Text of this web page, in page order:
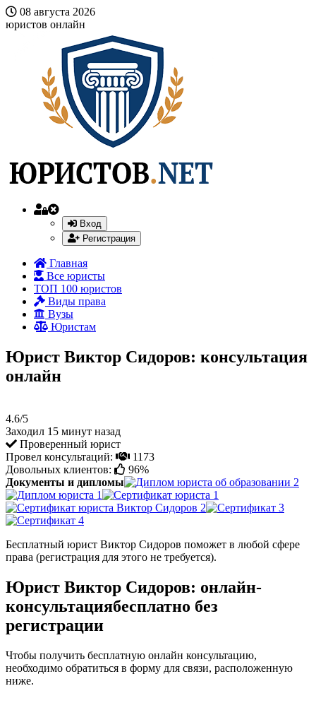
08 августа 2026
юристов онлайн
Вход
Регистрация
Главная
Все юристы
ТОП 100 юристов
Виды права
Вузы
Юристам
Юрист Виктор Сидоров: консультация
онлайн
4.6/5
Заходил 15 минут назад
Проверенный юрист
Провел консультаций:
1173
Довольных клиентов:
96%
Документы и дипломы
Бесплатный юрист Виктор Сидоров поможет в любой сфере
права (регистрация для этого не требуется).
Юрист Виктор Сидоров: онлайн-
консультациябесплатно без
регистрации
Чтобы получить бесплатную онлайн консультацию,
необходимо обратиться в форму для связи, расположенную
ниже.